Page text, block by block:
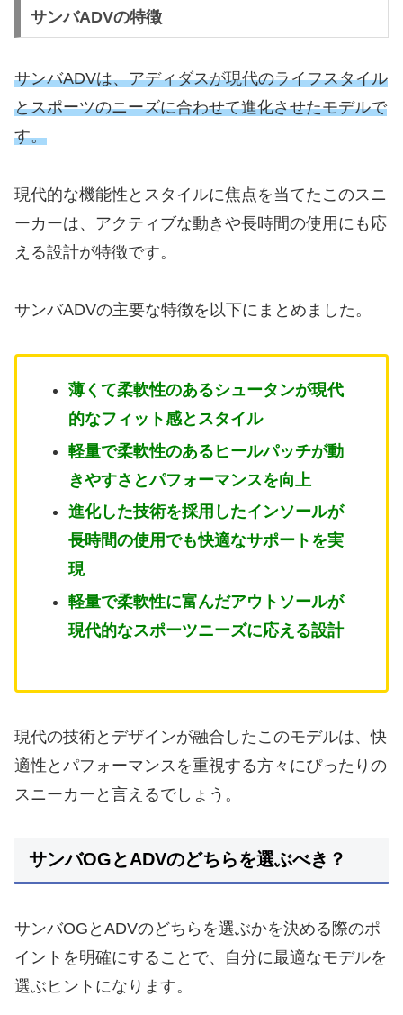
サンバADVの特徴
サンバADVは、アディダスが現代のライフスタイル
とスポーツのニーズに合わせて進化させたモデルで
す。
現代的な機能性とスタイルに焦点を当てたこのスニ
ーカーは、アクティブな動きや長時間の使用にも応
える設計が特徴です。
サンバADVの主要な特徴を以下にまとめました。
薄くて柔軟性のあるシュータンが現代
的なフィット感とスタイル
軽量で柔軟性のあるヒールパッチが動
きやすさとパフォーマンスを向上
進化した技術を採用したインソールが
長時間の使用でも快適なサポートを実
現
軽量で柔軟性に富んだアウトソールが
現代的なスポーツニーズに応える設計
現代の技術とデザインが融合したこのモデルは、快
適性とパフォーマンスを重視する方々にぴったりの
スニーカーと言えるでしょう。
サンバOGとADVのどちらを選ぶべき？
サンバOGとADVのどちらを選ぶかを決める際のポ
イントを明確にすることで、自分に最適なモデルを
選ぶヒントになります。